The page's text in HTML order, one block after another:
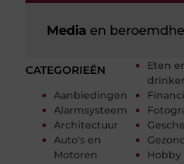
CATEGORIEËN
Aanbiedingen
Alarmsysteem
Architectuur
Auto's en
Motoren
Eten
Hobby
Media en